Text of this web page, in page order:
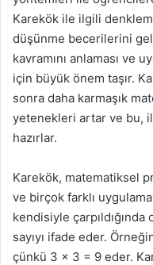
Karekök ile ilgili
düşünme becerilerini
kavramını anlaması ve
için büyük önem taşır.
sonra daha karmaşık
yetenekleri artar ve bu,
hazırlar.
Karekök, matematiksel
ve birçok farklı
kendisiyle
sayıyı ifade eder.
çünkü 3 x 3 = 9 eder.